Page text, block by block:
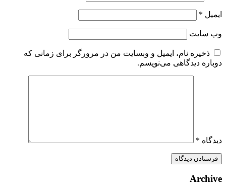
*
سایت
ذخیره نام، ایمیل و وبسایت من در مرورگر برای زمانی که
دیدگاهی می‌نویسم.
*